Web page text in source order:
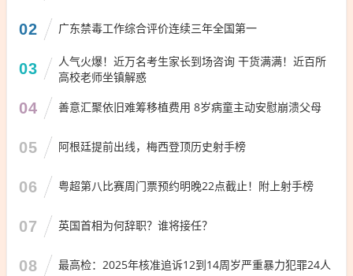
02 广东禁毒工作综合评价连续三年全国第一
03
人气火爆！近万名考生家长到场咨询 干货满满！近百所
高校老师坐镇解惑
04 善意汇聚依旧难筹移植费用 8岁病童主动安慰崩溃父母
05 阿根廷提前出线，梅西登顶历史射手榜
06 粤超第八比赛周门票预约明晚22点截止！附上射手榜
07 英国首相为何辞职？谁将接任？
08 最高检：2025年核准追诉12到14周岁严重暴力犯罪24人